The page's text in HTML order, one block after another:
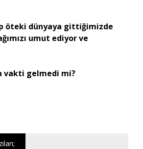
öteki dünyaya gittiğimizde
umut ediyor ve
vakti gelmedi mi?